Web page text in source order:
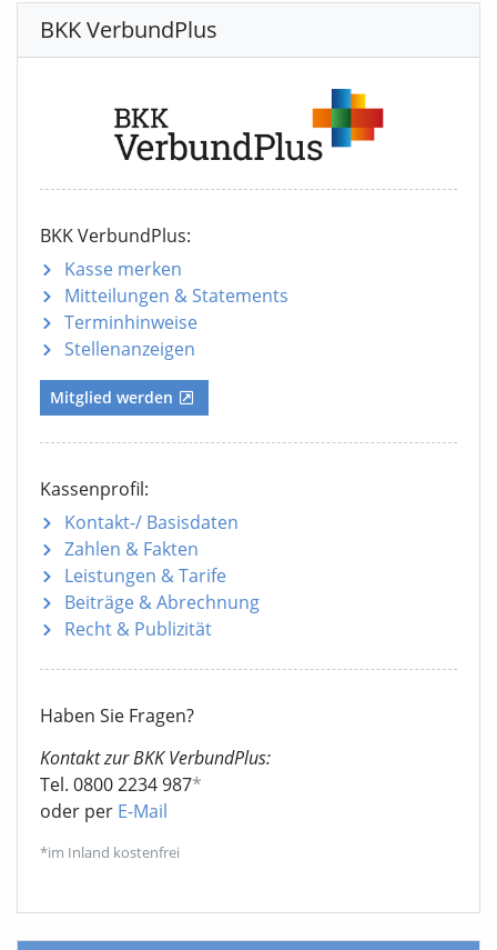
BKK VerbundPlus
BKK VerbundPlus:
Kasse merken
Mitteilungen & Statements
Terminhinweise
Stellenanzeigen
Mitglied werden
Kassenprofil:
Kontakt-/ Basisdaten
Zahlen & Fakten
Leistungen & Tarife
Beiträge & Abrechnung
Recht & Publizität
Haben Sie Fragen?
Kontakt zur BKK VerbundPlus:
Tel. 0800 2234 987*
oder per E-Mail
*im Inland kostenfrei